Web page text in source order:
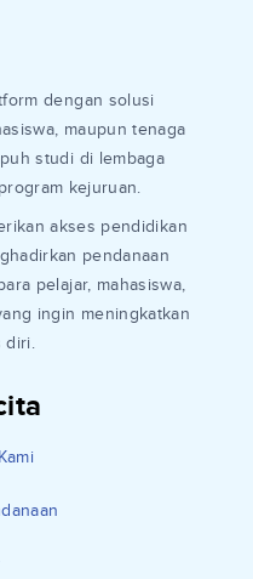
dengan solusi
maupun tenaga
studi di lembaga
kejuruan.
akses pendidikan
pendanaan
pelajar, mahasiswa,
ingin meningkatkan
diri.